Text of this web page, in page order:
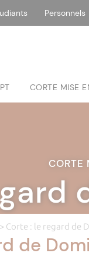
Personnels
CORTE MISE
CORTE
> Corte : le regard de
de